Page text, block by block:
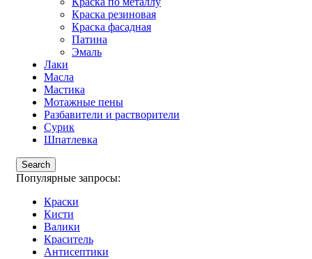
Краска резиновая
Краска фасадная
Патина
Эмаль
Лаки
Масла
Мастика
Мотажные пены
Разбавители и растворители
Сурик
Шпатлевка
Search
Популярные запросы:
Краски
Кисти
Валики
Краситель
Антисептики